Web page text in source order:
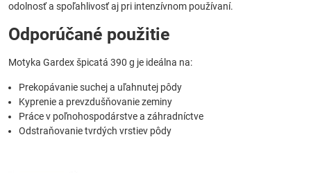
odolnosť a spoľahlivosť aj pri intenzívnom používaní.
Odporúčané použitie
Motyka Gardex špicatá 390 g je ideálna na:
Prekopávanie suchej a uľahnutej pôdy
Kyprenie a prevzdušňovanie zeminy
Práce v poľnohospodárstve a záhradníctve
Odstraňovanie tvrdých vrstiev pôdy